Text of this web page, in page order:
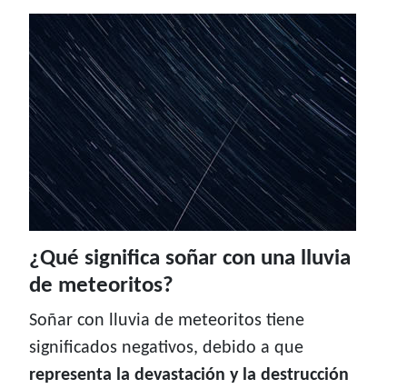
¿Qué significa soñar con una lluvia
de meteoritos?
Soñar con lluvia de meteoritos tiene
significados negativos, debido a que
representa la devastación y la destrucción